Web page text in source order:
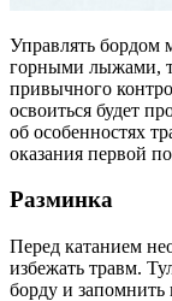
Управлять бордом
горными лыжами,
привычного
освоиться будет
об особенностях
оказания первой
Разминка
Перед катанием
избежать травм.
борду и